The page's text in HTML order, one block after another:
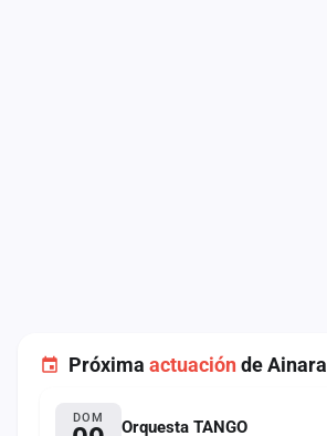
Próxima actuaciónde Ainara
DOM Orquesta TANGO